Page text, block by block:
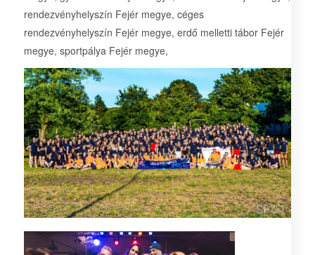
rendezvényhelyszín Fejér megye, céges
rendezvényhelyszín Fejér megye, erdő melletti tábor Fejér
megye, sportpálya Fejér megye,